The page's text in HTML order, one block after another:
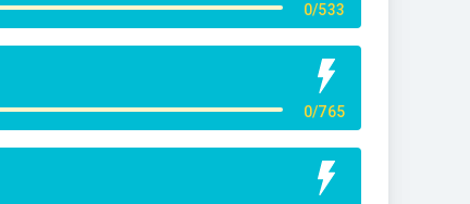
0/533
0/765